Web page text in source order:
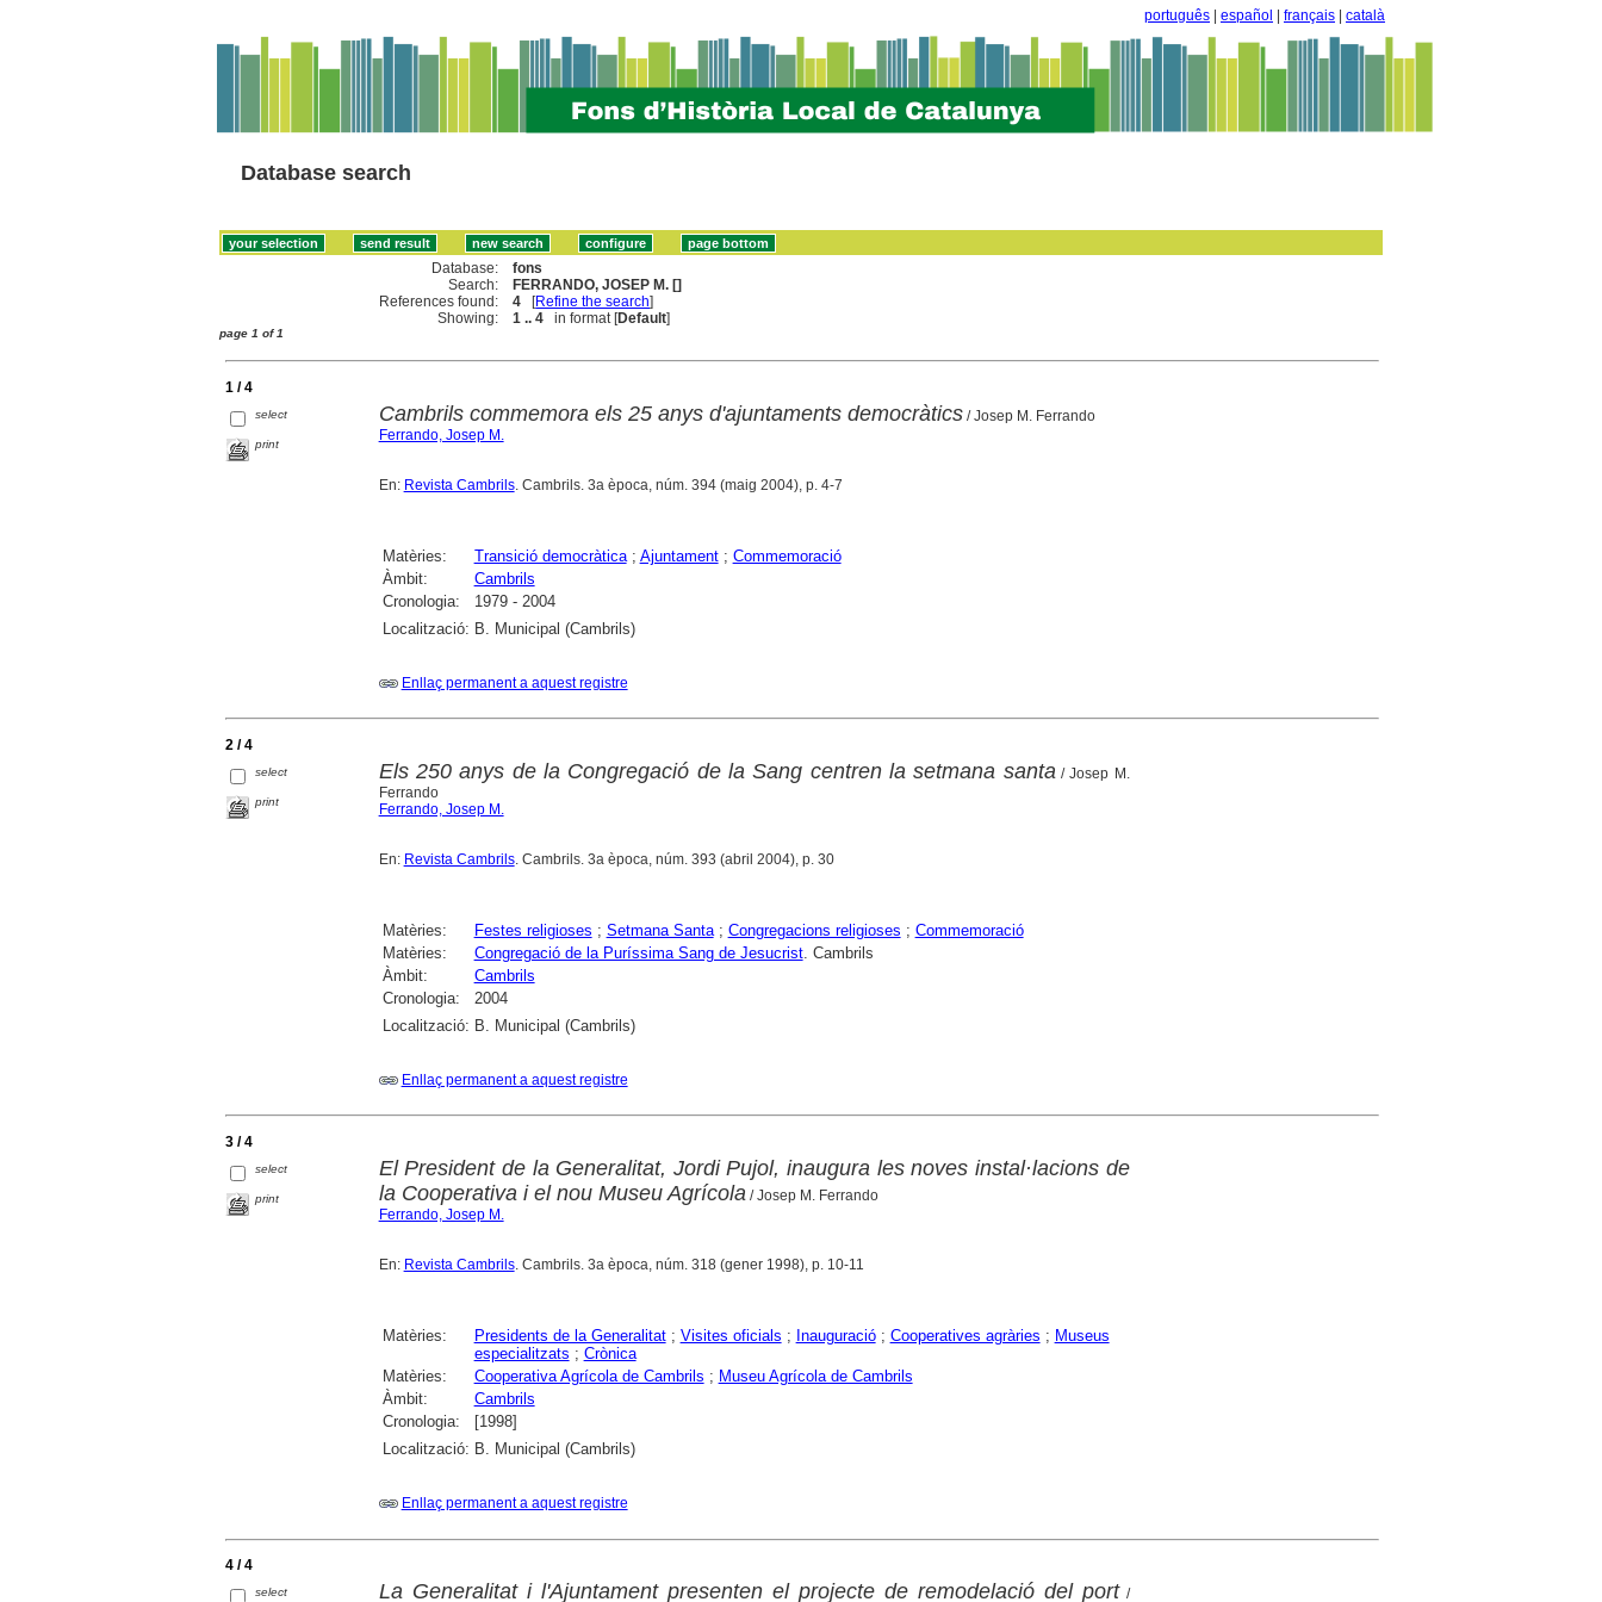
português español français català
Database search
Database:
fons
Search:
FERRANDO, JOSEP M. []
References found:
4 [Refine the search]
Showing:
1 .. 4 in format [Default]
page 1 of 1
1 / 4
select
print
Cambrils commemora els 25 anys d'ajuntaments democràtics/ Josep M. Ferrando
Ferrando, Josep M.
En: Revista Cambrils. Cambrils. 3a època, núm. 394 (maig 2004), p. 4-7
Matèries: Transició democràtica; Ajuntament; Commemoració
Àmbit:
Cambrils
Cronologia:
1979 - 2004
Localització: B. Municipal (Cambrils)
Enllaç permanent a aquest registre
2 / 4
select
print
Els 250 anys de la Congregació de la Sang centren la setmana santa/ Josep M.
Ferrando
Ferrando, Josep M.
En: Revista Cambrils. Cambrils. 3a època, núm. 393 (abril 2004), p. 30
Matèries: Festes religioses ; Setmana Santa; Congregacions religioses ; Commemoració
Matèries:
Congregació de la Puríssima Sang de Jesucrist. Cambrils
Àmbit:
Cambrils
Cronologia:
2004
Localització: B. Municipal (Cambrils)
Enllaç permanent a aquest registre
3 / 4
select
print
El President de la Generalitat, Jordi Pujol, inaugura les noves instal·lacions de
la Cooperativa i el nou Museu Agrícola/ Josep M. Ferrando
Ferrando, Josep M.
En: Revista Cambrils. Cambrils. 3a època, núm. 318 (gener 1998), p. 10-11
Matèries: Presidents de la Generalitat; Visites oficials ; Inauguració; Cooperatives agràries ; Museus
especialitzats ; Crònica
Matèries:
Cooperativa Agrícola de Cambrils ; Museu Agrícola de Cambrils
Àmbit:
Cambrils
Cronologia:
[1998]
Localització: B. Municipal (Cambrils)
Enllaç permanent a aquest registre
4 / 4
select La Generalitat i l'Ajuntament presenten el projecte de remodelació del port/